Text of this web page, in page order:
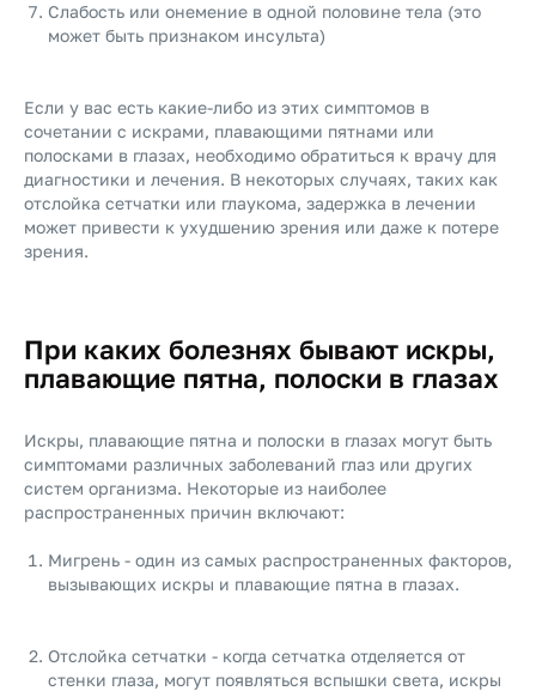
Слабость или онемение в одной половине тела (это
может быть признаком инсульта)
Если у вас есть какие-либо из этих симптомов в
сочетании с искрами, плавающими пятнами или
полосками в глазах, необходимо обратиться к врачу для
диагностики и лечения. В некоторых случаях, таких как
отслойка сетчатки или глаукома, задержка в лечении
может привести к ухудшению зрения или даже к потере
зрения.
При каких болезнях бывают искры,
плавающие пятна, полоски в глазах
Искры, плавающие пятна и полоски в глазах могут быть
симптомами различных заболеваний глаз или других
систем организма. Некоторые из наиболее
распространенных причин включают:
Мигрень - один из самых распространенных факторов,
вызывающих искры и плавающие пятна в глазах.
Отслойка сетчатки - когда сетчатка отделяется от
стенки глаза, могут появляться вспышки света, искры